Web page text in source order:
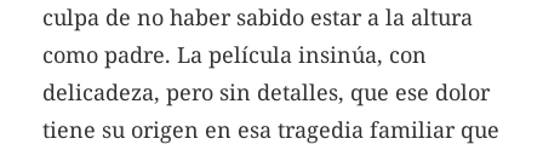
culpa de no haber sabido estar a la altura
como padre. La película insinúa, con
delicadeza, pero sin detalles, que ese dolor
tiene su origen en esa tragedia familiar que